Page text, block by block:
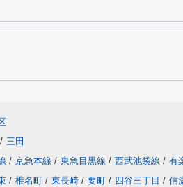
/ 三田
/ 京急本線 / 東急目黒線 / 西武池袋線 / 有
/ 椎名町 / 東長崎 / 要町 / 四谷三丁目 / 信